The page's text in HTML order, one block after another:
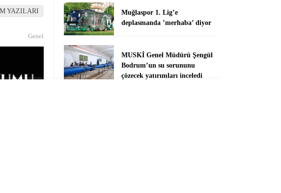
YAZILARI
Genel
Muğlaspor 1. Lig’e
deplasmanda ’merhaba’ diyor
MUSKİ Genel Müdürü Şengül
Bodrum’un su sorununu
çözecek yatırımları inceledi